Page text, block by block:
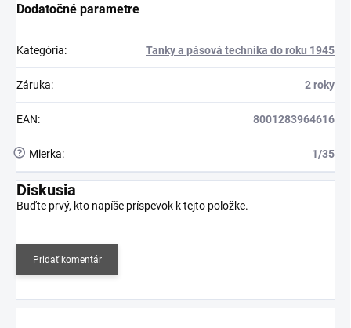
Dodatočné parametre
Kategória: Tanky a pásová technika do roku 1945
Záruka: 2 roky
EAN: 8001283964616
? Mierka: 1/35
Diskusia
Buďte prvý, kto napíše príspevok k tejto položke.
Pridať komentár